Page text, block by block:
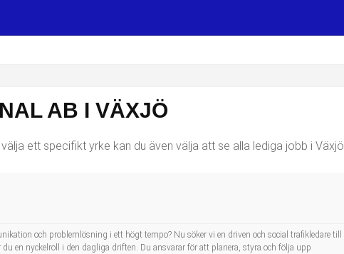
AB I VÄXJÖ
ett specifikt yrke kan du även välja att se alla lediga jobb i Växjö
och problemlösning i ett högt tempo? Nu söker vi en driven och social trafikledare till
en nyckelroll i den dagliga driften. Du ansvarar för att planera, styra och följa upp